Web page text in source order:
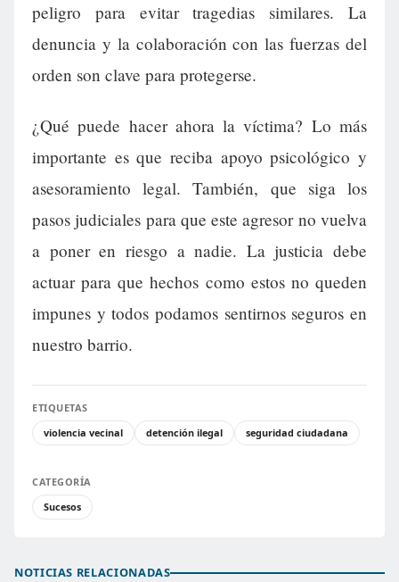
peligro para evitar tragedias similares. La
denuncia y la colaboración con las fuerzas del
orden son clave para protegerse.
¿Qué puede hacer ahora la víctima? Lo más
importante es que reciba apoyo psicológico y
asesoramiento legal. También, que siga los
pasos judiciales para que este agresor no vuelva
a poner en riesgo a nadie. La justicia debe
actuar para que hechos como estos no queden
impunes y todos podamos sentirnos seguros en
nuestro barrio.
ETIQUETAS
violencia vecinal
detención ilegal seguridad ciudadana
CATEGORÍA
Sucesos
NOTICIAS RELACIONADAS